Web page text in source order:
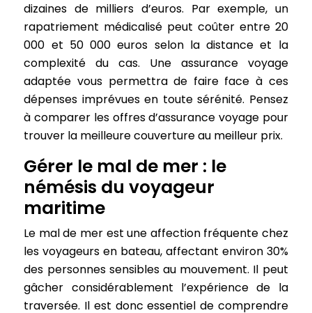
dizaines de milliers d’euros. Par exemple, un
rapatriement médicalisé peut coûter entre 20
000 et 50 000 euros selon la distance et la
complexité du cas. Une assurance voyage
adaptée vous permettra de faire face à ces
dépenses imprévues en toute sérénité. Pensez
à comparer les offres d’assurance voyage pour
trouver la meilleure couverture au meilleur prix.
Gérer le mal de mer : le
némésis du voyageur
maritime
Le mal de mer est une affection fréquente chez
les voyageurs en bateau, affectant environ 30%
des personnes sensibles au mouvement. Il peut
gâcher considérablement l’expérience de la
traversée. Il est donc essentiel de comprendre